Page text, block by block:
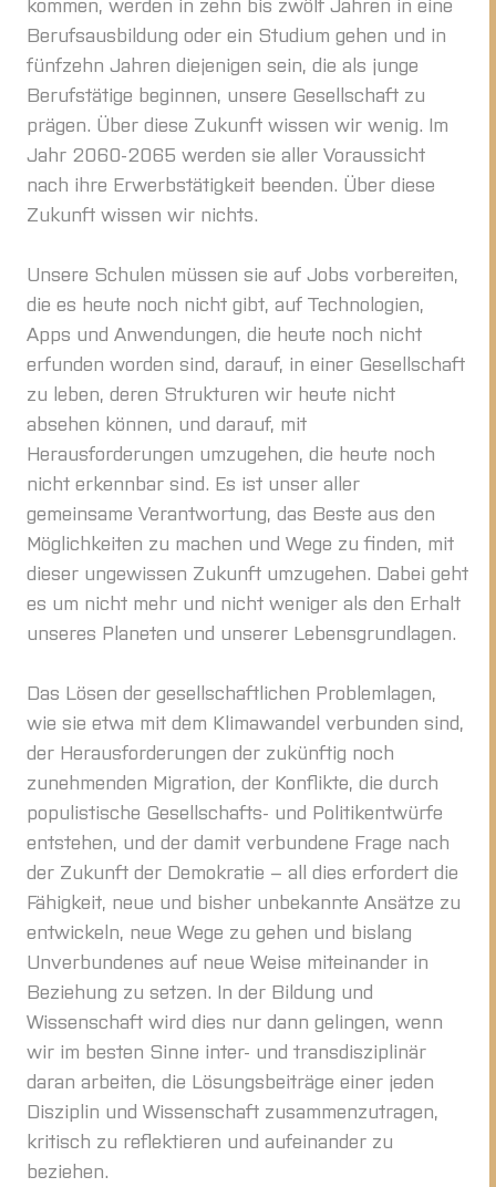
Berufsausbildung oder ein Studium gehen und in
fünfzehn Jahren diejenigen sein, die als junge
Berufstätige beginnen, unsere Gesellschaft zu
prägen. Über diese Zukunft wissen wir wenig. Im
Jahr 2060-2065 werden sie aller Voraussicht
nach ihre Erwerbstätigkeit beenden. Über diese
Zukunft wissen wir nichts.
Unsere Schulen müssen sie auf Jobs vorbereiten,
die es heute noch nicht gibt, auf Technologien,
Apps und Anwendungen, die heute noch nicht
erfunden worden sind, darauf, in einer Gesellschaft
zu leben, deren Strukturen wir heute nicht
absehen können, und darauf, mit
Herausforderungen umzugehen, die heute noch
nicht erkennbar sind. Es ist unser aller
gemeinsame Verantwortung, das Beste aus den
Möglichkeiten zu machen und Wege zu finden, mit
dieser ungewissen Zukunft umzugehen. Dabei geht
es um nicht mehr und nicht weniger als den Erhalt
unseres Planeten und unserer Lebensgrundlagen.
Das Lösen der gesellschaftlichen Problemlagen,
wie sie etwa mit dem Klimawandel verbunden sind,
der Herausforderungen der zukünftig noch
zunehmenden Migration, der Konflikte, die durch
populistische Gesellschafts- und Politikentwürfe
entstehen, und der damit verbundene Frage nach
der Zukunft der Demokratie – all dies erfordert die
Fähigkeit, neue und bisher unbekannte Ansätze zu
entwickeln, neue Wege zu gehen und bislang
Unverbundenes auf neue Weise miteinander in
Beziehung zu setzen. In der Bildung und
Wissenschaft wird dies nur dann gelingen, wenn
wir im besten Sinne inter- und transdisziplinär
daran arbeiten, die Lösungsbeiträge einer jeden
Disziplin und Wissenschaft zusammenzutragen,
kritisch zu reflektieren und aufeinander zu
beziehen.